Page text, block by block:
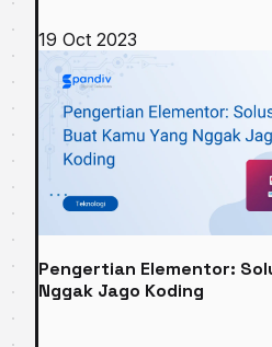
19 Oct 2023
Pengertian Elementor:
Nggak Jago Koding